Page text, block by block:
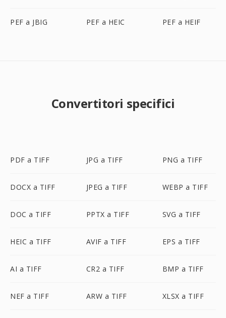
PEF a JBIG PEF a HEIC PEF a HEIF
Convertitori specifici
PDF a TIFF JPG a TIFF PNG a TIFF
DOCX a TIFF JPEG a TIFF WEBP a TIFF
DOC a TIFF PPTX a TIFF SVG a TIFF
HEIC a TIFF AVIF a TIFF EPS a TIFF
AI a TIFF CR2 a TIFF BMP a TIFF
NEF a TIFF ARW a TIFF XLSX a TIFF